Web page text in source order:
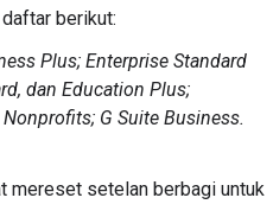
berikut:
Plus; Enterprise Standard
dan Education Plus;
G Suite Business.
mereset setelan berbagi untuk